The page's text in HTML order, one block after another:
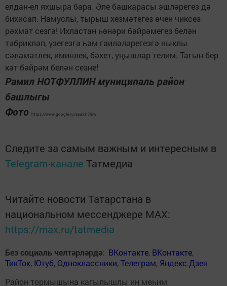
елдан-ел яхшыра бара. Әле башкарасы эшләрегез дә
бихисап. Намуслы, тырыш хезмәтегез өчен чиксез
рәхмәт сезгә! Ихластан һөнәри бәйрәмегез белән
тәбрикләп, үзегезгә һәм гаиләләрегезгә ныклы
сәламәтлек, иминлек, бәхет, уңышлар телим. Тагын бер
кат бәйрәм белән сезне!
Рамил НОТФУЛЛИН муниципаль район
башлыгы
Фото
https://www.google.ru/search?biw
Следите за самым важным и интересным в
Telegram-канале Татмедиа
Читайте новости Татарстана в
национальном мессенджере MАХ:
https://max.ru/tatmedia
Без социаль челтәрләрдә: ВКонтакте, ВКонтакте,
ТикТок, Ютуб, Одноклассники,Телеграм, Яндекс.Дзен
Район тормышына кагылышлы иң мөһим